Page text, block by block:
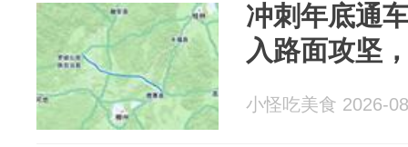
冲刺年底通
入路面攻坚
小怪吃美食 2026-